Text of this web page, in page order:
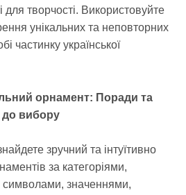
творчості. Використовуйте
унікальних та неповторних
частинку української
орнамент: Поради та
до вибору
зручний та інтуїтивно
за категоріями,
значеннями,